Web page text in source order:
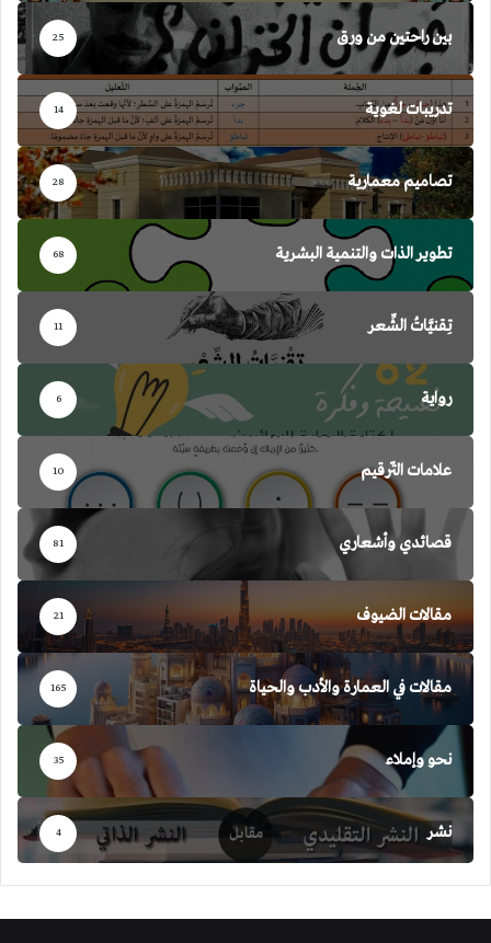
بين راحتين من ورق 25
تدريبات لغوية 14
تصاميم معمارية 28
تطوير الذات والتنمية البشرية 68
تِقنيَّاتُ الشِّعر 11
رواية 6
علامات التّرقيم 10
قصائدي وأشعاري 81
مقالات الضيوف 21
مقالات في العمارة والأدب والحياة 165
نحو وإملاء 35
نشر 4